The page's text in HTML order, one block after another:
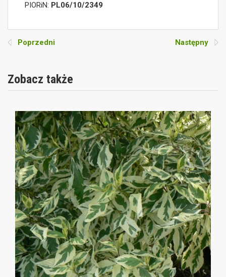
PIORiN: PL06/10/2349
Poprzedni Następny
Zobacz także